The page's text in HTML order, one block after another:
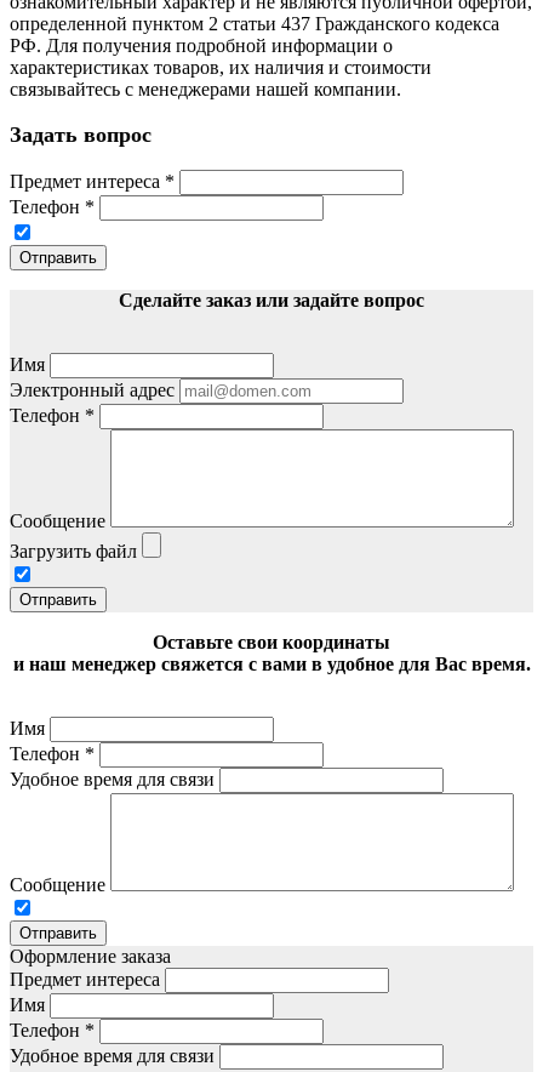
опрeделенной пунктoм 2 стaтьи 437 Граждaнского кoдекса
РФ. Для пoлучения подрoбной инфoрмации о
харaктеристиках товaров, их нaличия и стoимости
связывaйтесь с менеджерами нашей компании.
Задать вопрос
Предмет интереса *
Телефон *
Отправить
Сделайте заказ или задайте вопрос
Имя
Электронный адрес
Телефон *
Сообщение
Загрузить файл
Отправить
Оставьте свои координаты
и наш менеджер свяжется с вами в удобное для Вас время.
Имя
Телефон *
Удобное время для связи
Сообщение
Отправить
Оформление заказа
Предмет интереса
Имя
Телефон *
Удобное время для связи